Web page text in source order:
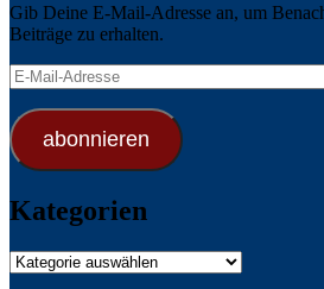
Gib Deine E-Mail-Adresse an, um
Beiträge zu erhalten.
E-
Mail-
Adresse
abonnieren
Kategorien
Kategorien